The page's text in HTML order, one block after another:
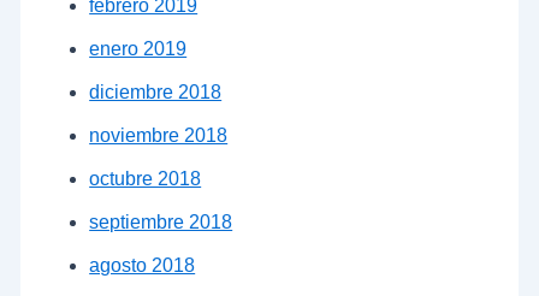
febrero 2019
enero 2019
diciembre 2018
noviembre 2018
octubre 2018
septiembre 2018
agosto 2018